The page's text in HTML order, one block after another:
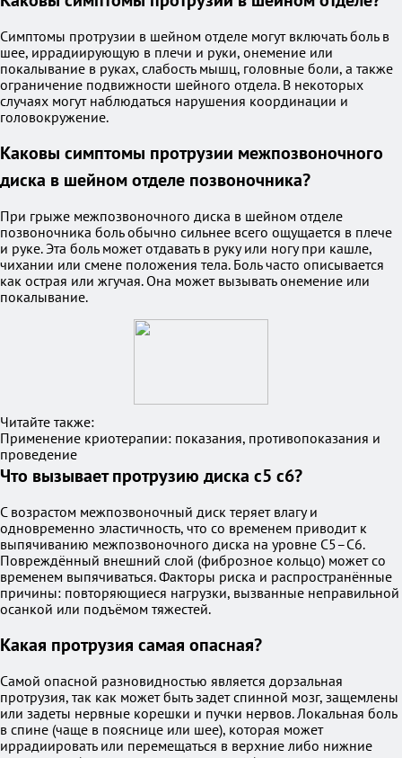
Симптомы протрузии в шейном отделе могут включать боль в
шее, иррадиирующую в плечи и руки, онемение или
покалывание в руках, слабость мышц, головные боли, а также
ограничение подвижности шейного отдела. В некоторых
случаях могут наблюдаться нарушения координации и
головокружение.
Каковы симптомы протрузии межпозвоночного
диска в шейном отделе позвоночника?
При грыже межпозвоночного диска в шейном отделе
позвоночника боль обычно сильнее всего ощущается в плече
и руке. Эта боль может отдавать в руку или ногу при кашле,
чихании или смене положения тела. Боль часто описывается
как острая или жгучая. Она может вызывать онемение или
покалывание.
Читайте также:
Применение криотерапии: показания, противопоказания и
проведение
Что вызывает протрузию диска c5 c6?
С возрастом межпозвоночный диск теряет влагу и
одновременно эластичность, что со временем приводит к
выпячиванию межпозвоночного диска на уровне C5–C6.
Повреждённый внешний слой (фиброзное кольцо) может со
временем выпячиваться. Факторы риска и распространённые
причины: повторяющиеся нагрузки, вызванные неправильной
осанкой или подъёмом тяжестей.
Какая протрузия самая опасная?
Самой опасной разновидностью является дорзальная
протрузия, так как может быть задет спинной мозг, защемлены
или задеты нервные корешки и пучки нервов. Локальная боль
в спине (чаще в пояснице или шее), которая может
иррадиировать или перемещаться в верхние либо нижние